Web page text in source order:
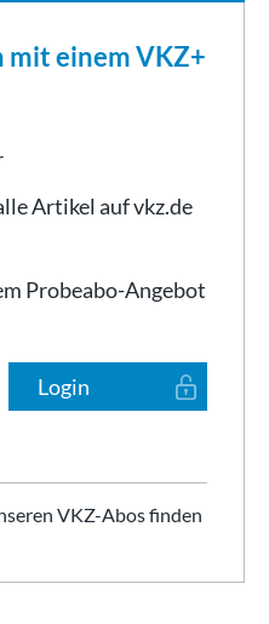
einem VKZ+
Artikel auf vkz.de
Probeabo-Angebot
Login
VKZ-Abos finden